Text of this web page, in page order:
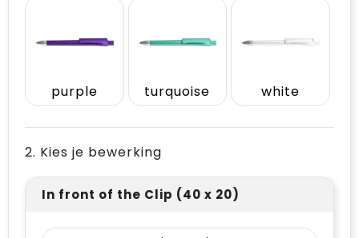
purple turquoise white
2. Kies je bewerking
In front of the Clip (40 x 20)